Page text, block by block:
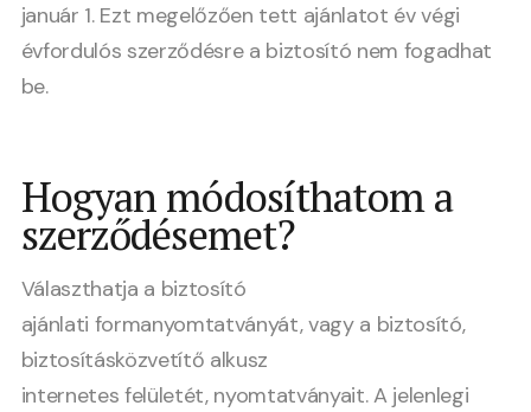
január 1. Ezt megelőzően tett ajánlatot év végi
évfordulós szerződésre a biztosító nem fogadhat
be.
Hogyan módosíthatom a
szerződésemet?
Választhatja a biztosító
ajánlati formanyomtatványát, vagy a biztosító,
biztosításközvetítő alkusz
internetes felületét, nyomtatványait. A jelenlegi